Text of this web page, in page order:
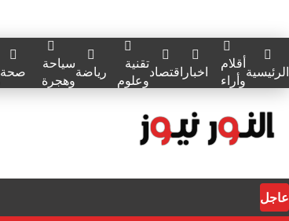
الرئيسيةأقلام
وأراء
اخبار اقتصادتقنية
وعلوم
رياضةسياحة
وهجرة
صحة
عاجل